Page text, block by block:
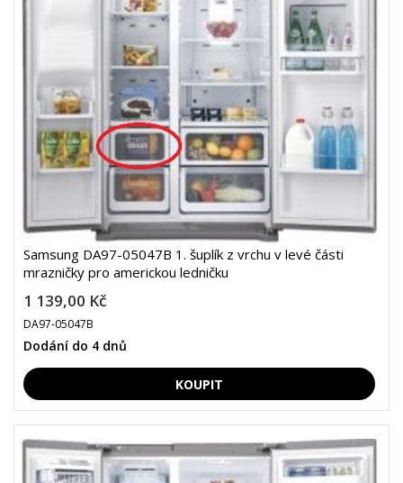
Samsung DA97-05047B 1. šuplík z vrchu v levé části
mrazničky pro americkou ledničku
1 139,00 Kč
DA97-05047B
Dodání do 4 dnů